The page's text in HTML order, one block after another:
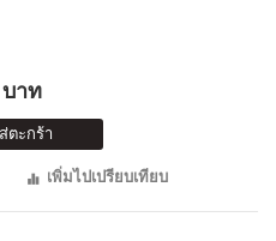
าท
ตะกร้า
เพิ่มไปเปรียบเทียบ